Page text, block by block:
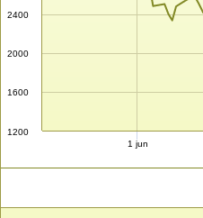
1200
1600
2000
2400
1 jun